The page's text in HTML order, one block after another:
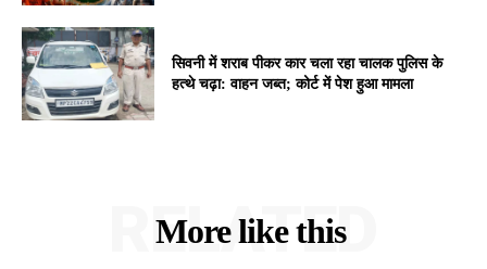
सिवनी में शराब पीकर कार चला रहा चालक पुलिस के
हत्थे चढ़ा: वाहन जब्त; कोर्ट में पेश हुआ मामला
More like this
RELATED